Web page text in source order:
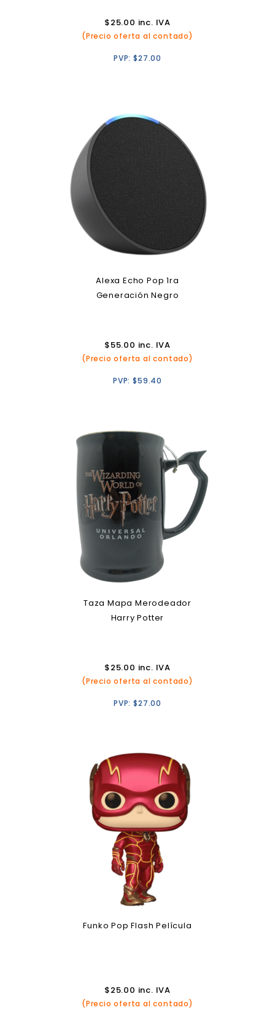
$25.00 inc. IVA
(Precio oferta al contado)
PVP:$27.00
Alexa Echo Pop 1ra
Generación Negro
$55.00 inc. IVA
(Precio oferta al contado)
PVP:$59.40
Taza Mapa Merodeador
Harry Potter
$25.00 inc. IVA
(Precio oferta al contado)
PVP:$27.00
Funko Pop Flash Película
$25.00 inc. IVA
(Precio oferta al contado)